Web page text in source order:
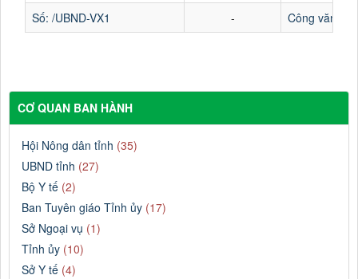
Số: /UBND-VX1
- Công văn V/
CƠ QUAN BAN HÀNH
Hội Nông dân tỉnh (35)
UBND tỉnh (27)
Bộ Y tế (2)
Ban Tuyên giáo Tỉnh ủy (17)
Sở Ngoại vụ (1)
Tỉnh ủy (10)
Sở Y tế (4)